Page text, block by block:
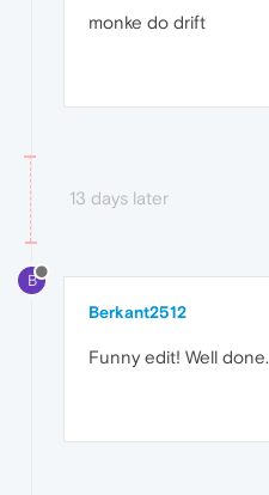
monke do drift
13 days later
B
Berkant2512
Funny edit! Well done.